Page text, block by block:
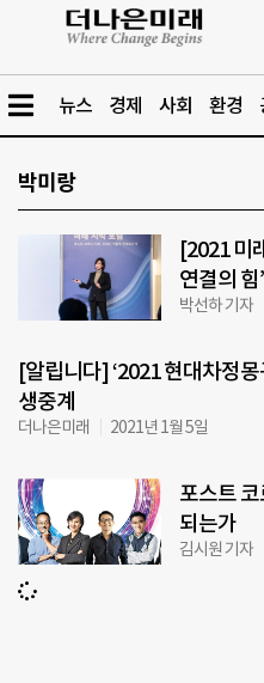
뉴스 경제 사회 환경
박미랑
[2021 미
연결의 힘
박선하 기자
[알립니다] ‘2021 현대차정
생중계
더나은미래 2021년 1월 5일
포스트
되는가
김시원 기자